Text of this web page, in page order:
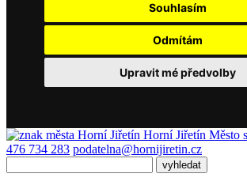
Souhlasím
Odmítám
Upravit mé předvolby
Horní Jiřetín Město
476 734 283 podatelna@hornijiretin.cz